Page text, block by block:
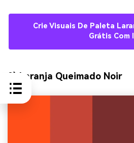
Crie Visuais De Paleta
Grátis Com
9) Laranja Queimado Noir